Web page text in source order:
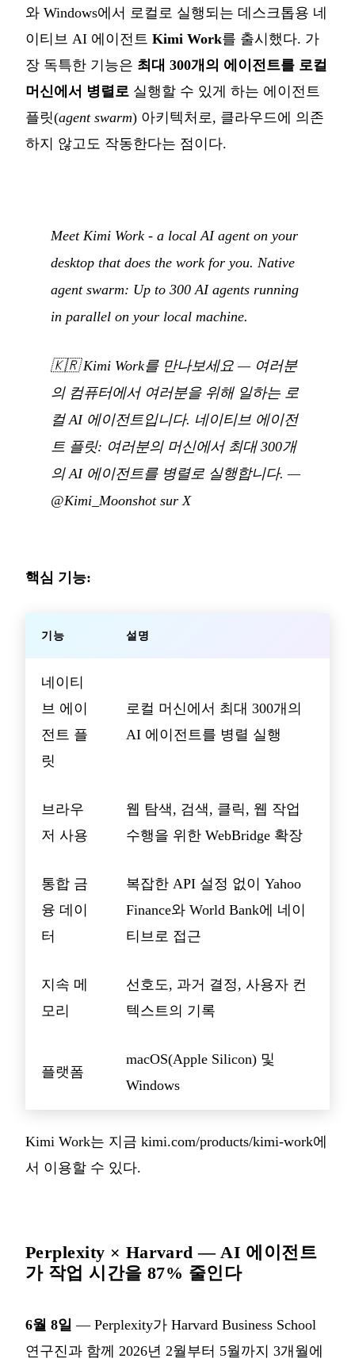
와 Windows에서 로컬로 실행되는 데스크톱용 네
이티브 AI 에이전트 Kimi Work를 출시했다. 가
장 독특한 기능은 최대 300개의 에이전트를 로컬
머신에서 병렬로 실행할 수 있게 하는 에이전트
플릿(agent swarm) 아키텍처로, 클라우드에 의존
하지 않고도 작동한다는 점이다.
Meet Kimi Work - a local AI agent on your
desktop that does the work for you. Native
agent swarm: Up to 300 AI agents running
in parallel on your local machine.
🇰🇷Kimi Work를 만나보세요 — 여러분
의 컴퓨터에서 여러분을 위해 일하는 로
컬 AI 에이전트입니다. 네이티브 에이전
트 플릿: 여러분의 머신에서 최대 300개
의 AI 에이전트를 병렬로 실행합니다. —
@Kimi_Moonshot sur X
핵심 기능:
기능 설명
네이티
브 에이
전트 플
릿
로컬 머신에서 최대 300개의
AI 에이전트를 병렬 실행
브라우
저 사용
웹 탐색, 검색, 클릭, 웹 작업
수행을 위한 WebBridge 확장
통합 금
융 데이
터
복잡한 API 설정 없이 Yahoo
Finance와 World Bank에 네이
티브로 접근
지속 메
모리
선호도, 과거 결정, 사용자 컨
텍스트의 기록
플랫폼
macOS(Apple Silicon) 및
Windows
Kimi Work는 지금 kimi.com/products/kimi-work에
서 이용할 수 있다.
Perplexity × Harvard — AI 에이전트
가 작업 시간을 87% 줄인다
6월 8일 — Perplexity가 Harvard Business School
연구진과 함께 2026년 2월부터 5월까지 3개월에